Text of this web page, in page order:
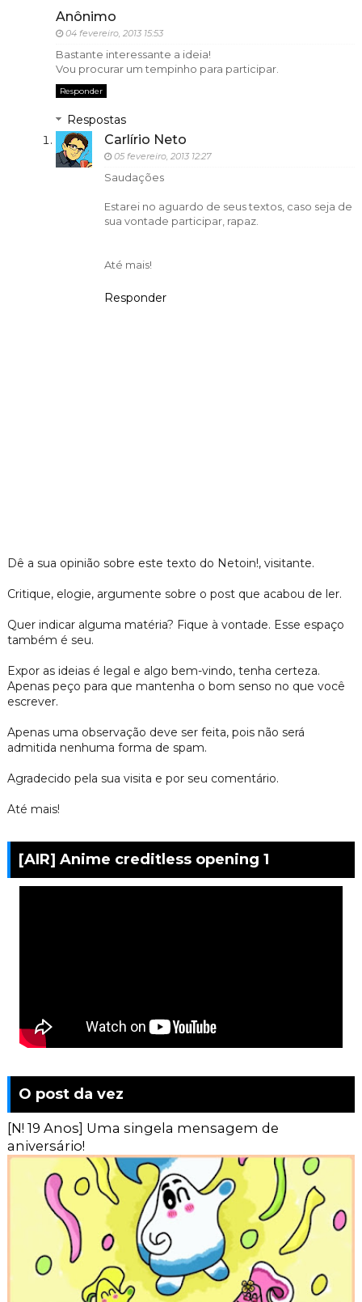
Anônimo
04 fevereiro, 2013 15:53
Bastante interessante a ideia!
Vou procurar um tempinho para participar.
Responder
Respostas
Carlírio Neto
05 fevereiro, 2013 12:27
Saudações
Estarei no aguardo de seus textos, caso seja de
sua vontade participar, rapaz.
Até mais!
Responder
Dê a sua opinião sobre este texto do Netoin!, visitante.
Critique, elogie, argumente sobre o post que acabou de ler.
Quer indicar alguma matéria? Fique à vontade. Esse espaço
também é seu.
Expor as ideias é legal e algo bem-vindo, tenha certeza.
Apenas peço para que mantenha o bom senso no que você
escrever.
Apenas uma observação deve ser feita, pois não será
admitida nenhuma forma de spam.
Agradecido pela sua visita e por seu comentário.
Até mais!
[AIR] Anime creditless opening 1
O post da vez
[N! 19 Anos] Uma singela mensagem de
aniversário!